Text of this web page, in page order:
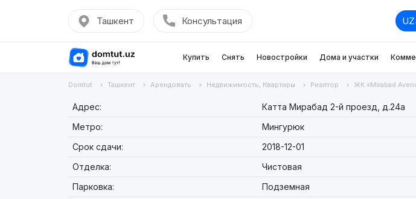
Ташкент Консультация
Купить Снять Новостройки Дома и участки
Domtut Ташкент Арендовать Недвижимость, Квартиры Риэлтор ЖК «Mirabad
Адрес:
Катта Мирабад 2-й проезд, д.24a
Метро:
Мингурюк
Срок сдачи:
2018-12-01
Отделка:
Чистовая
Парковка:
Подземная